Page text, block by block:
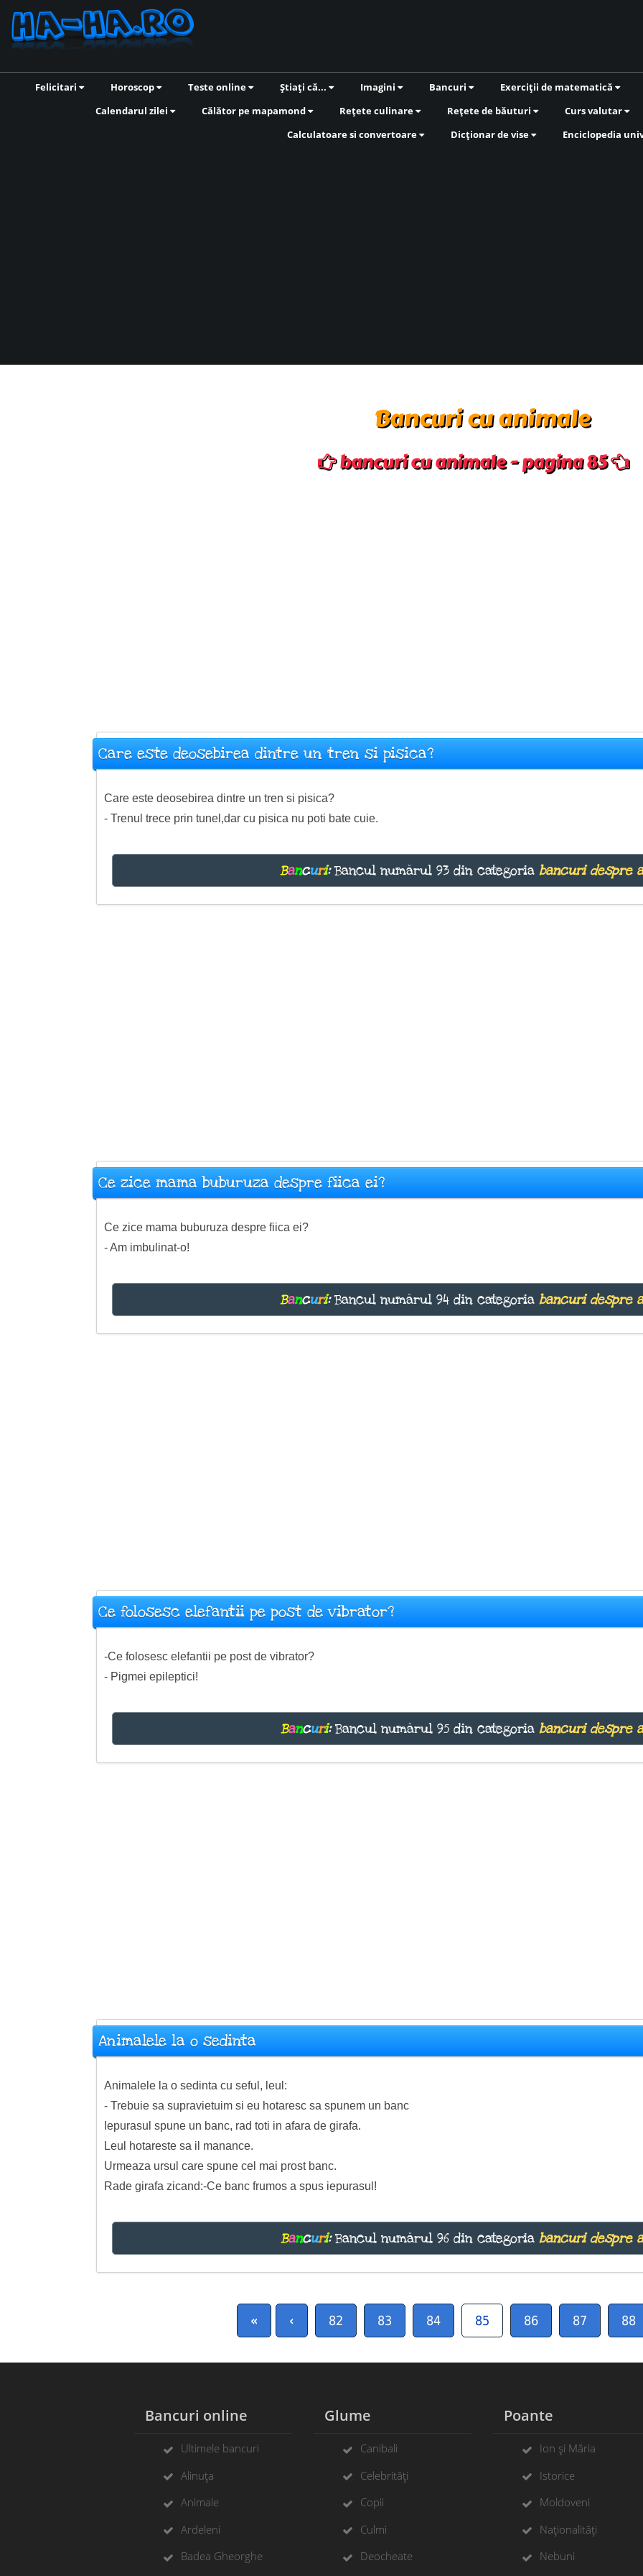
Felicitari Horoscop Teste online Știați că... Imagini Bancuri Exerciții de matematică
Calendarul zilei
Călător pe mapamond Rețete culinare Rețete de băuturi Curs valutar
Calculatoare si convertoare
Dicționar de vise Enciclopedia
Bancuri cu animale
bancuri cu animale - pagina 85
Care este deosebirea dintre un tren si pisica?
Care este deosebirea dintre un tren si pisica?
- Trenul trece prin tunel,dar cu pisica nu poti bate cuie.
Bancuri:Bancul numărul 93 din categoriabancuri despre
Ce zice mama buburuza despre fiica ei?
Ce zice mama buburuza despre fiica ei?
- Am imbulinat-o!
Bancuri:Bancul numărul 94 din categoriabancuri despre
Ce folosesc elefantii pe post de vibrator?
-Ce folosesc elefantii pe post de vibrator?
- Pigmei epileptici!
Bancuri:Bancul numărul 95 din categoria bancuri despre
Animalele la o sedinta
Animalele la o sedinta cu seful, leul:
- Trebuie sa supravietuim si eu hotaresc sa spunem un banc
Iepurasul spune un banc, rad toti in afara de girafa.
Leul hotareste sa il manance.
Urmeaza ursul care spune cel mai prost banc.
Rade girafa zicand:-Ce banc frumos a spus iepurasul!
Bancuri:Bancul numărul 96 din categoria bancuri despre
« ‹ 82 83 84 85 86 87 88
Bancuri online
Ultimele bancuri
Alinuța
Animale
Ardeleni
Badea Gheorghe
Glume
Canibali
Celebrități
Copii
Culmi
Deocheate
Poante
Ion și Măria
Istorice
Moldoveni
Naționalități
Nebuni